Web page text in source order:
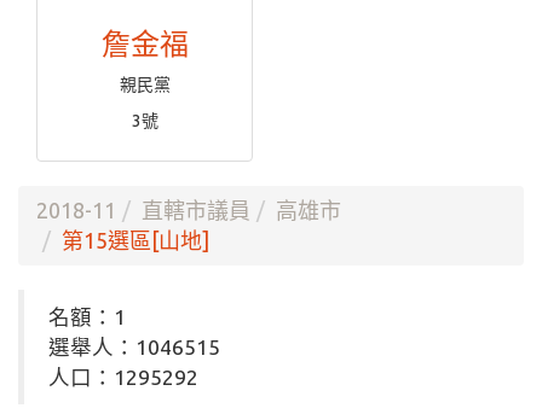
詹金福
親民黨
3號
2018-11 直轄市議員
高雄市
第15選區[山地]
名額：1
選舉人：1046515
人口：1295292